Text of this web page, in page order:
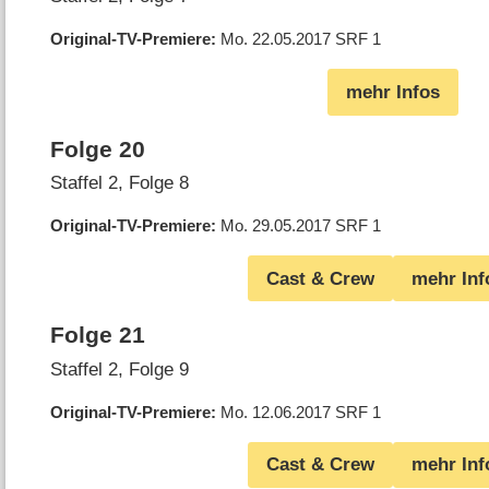
Original-TV-Premiere Mo. 22.05.2017 SRF 1
mehr Infos
Folge 20
Staffel 2, Folge 8
Original-TV-Premiere Mo. 29.05.2017 SRF 1
Cast & Crew mehr
Folge 21
Staffel 2, Folge 9
Original-TV-Premiere Mo. 12.06.2017 SRF 1
Cast & Crew mehr